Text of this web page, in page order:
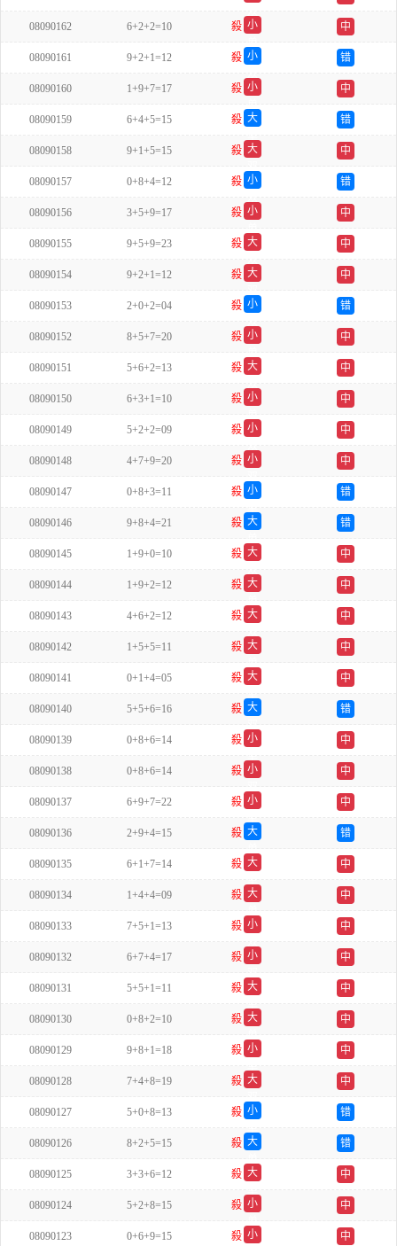
08090162 6+2+2=10 殺 小
中
08090161 9+2+1=12 殺 小
错
08090160 1+9+7=17 殺 小
中
08090159 6+4+5=15 殺 大
错
08090158 9+1+5=15 殺 大
中
08090157 0+8+4=12 殺 小
错
08090156 3+5+9=17 殺 小
中
08090155 9+5+9=23 殺 大
中
08090154 9+2+1=12 殺 大
中
08090153 2+0+2=04 殺 小
错
08090152 8+5+7=20 殺 小
中
08090151 5+6+2=13 殺 大
中
08090150 6+3+1=10 殺 小
中
08090149 5+2+2=09 殺 小
中
08090148 4+7+9=20 殺 小
中
08090147 0+8+3=11 殺 小
错
08090146 9+8+4=21 殺 大
错
08090145 1+9+0=10 殺 大
中
08090144 1+9+2=12 殺 大
中
08090143 4+6+2=12 殺 大
中
08090142 1+5+5=11 殺 大
中
08090141 0+1+4=05 殺 大
中
08090140 5+5+6=16 殺 大
错
08090139 0+8+6=14 殺 小
中
08090138 0+8+6=14 殺 小
中
08090137 6+9+7=22 殺 小
中
08090136 2+9+4=15 殺 大
错
08090135 6+1+7=14 殺 大
中
08090134 1+4+4=09 殺 大
中
08090133 7+5+1=13 殺 小
中
08090132 6+7+4=17 殺 小
中
08090131 5+5+1=11 殺 大
中
08090130 0+8+2=10 殺 大
中
08090129 9+8+1=18 殺 小
中
08090128 7+4+8=19 殺 大
中
08090127 5+0+8=13 殺 小
错
08090126 8+2+5=15 殺 大
错
08090125 3+3+6=12 殺 大
中
08090124 5+2+8=15 殺 小
中
08090123 0+6+9=15 殺 小
中